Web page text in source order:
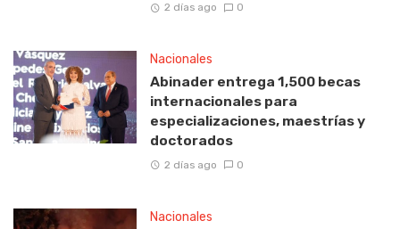
2 días ago 0
Nacionales
Abinader entrega 1,500 becas
internacionales para
especializaciones, maestrías y
doctorados
2 días ago 0
Nacionales